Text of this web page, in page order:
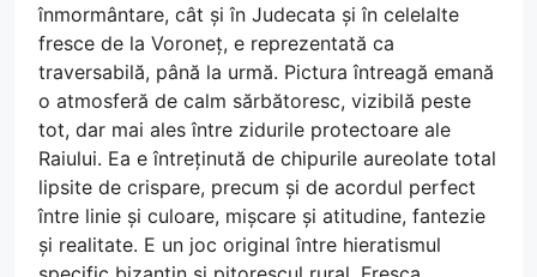
înmormântare, cât și în Judecata și în celelalte
fresce de la Voroneț, e reprezentată ca
traversabilă, până la urmă. Pictura întreagă emană
o atmosferă de calm sărbătoresc, vizibilă peste
tot, dar mai ales între zidurile protectoare ale
Raiului. Ea e întreținută de chipurile aureolate total
lipsite de crispare, precum și de acordul perfect
între linie și culoare, mișcare și atitudine, fantezie
și realitate. E un joc original între hieratismul